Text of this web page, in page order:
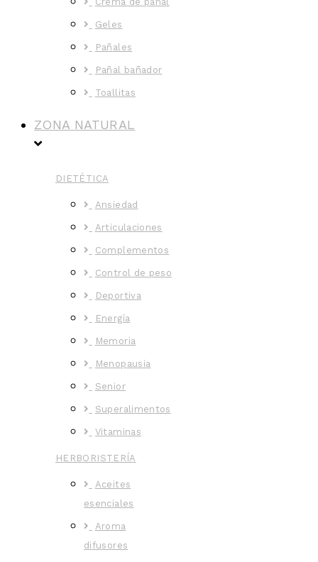
Geles
Pañales
Pañal bañador
Toallitas
ZONA NATURAL
DIETÉTICA
Ansiedad
Articulaciones
Complementos
Control de peso
Deportiva
Energía
Memoria
Menopausia
Senior
Superalimentos
Vitaminas
HERBORISTERÍA
Aceites
esenciales
Aroma
difusores